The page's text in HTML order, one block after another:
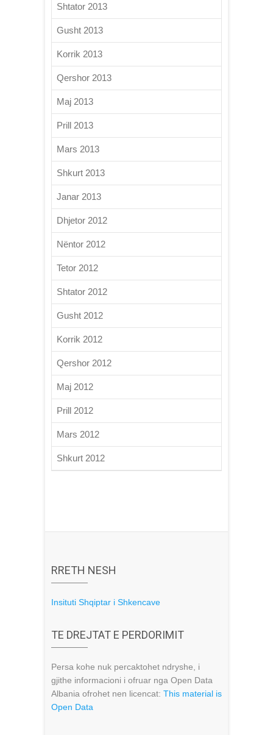
Shtator 2013
Gusht 2013
Korrik 2013
Qershor 2013
Maj 2013
Prill 2013
Mars 2013
Shkurt 2013
Janar 2013
Dhjetor 2012
Nëntor 2012
Tetor 2012
Shtator 2012
Gusht 2012
Korrik 2012
Qershor 2012
Maj 2012
Prill 2012
Mars 2012
Shkurt 2012
RRETH NESH
Insituti Shqiptar i Shkencave
TE DREJTAT E PERDORIMIT
Persa kohe nuk percaktohet ndryshe, i
gjithe informacioni i ofruar nga Open Data
Albania ofrohet nen licencat: This material is
Open Data